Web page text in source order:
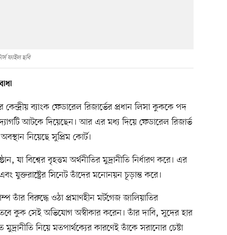
ফাইল ছবি
কেন্দ্রীয় ব্যাংক ফেডারেল রিজার্ভের প্রধান লিসা কুককে পদ
আটকে দিয়েছেন। আর এর মধ্য দিয়ে ফেডারেল রিজার্ভ
নিয়েছে সুপ্রিম কোর্ট।
যা বিশ্বের বৃহত্তম অর্থনীতির মুদ্রানীতি নির্ধারণ করে। এর
যুক্তরাষ্ট্রের সিনেট তাঁদের মনোনয়ন চূড়ান্ত করে।
তাঁর বিরুদ্ধে ওঠা প্রমাণহীন মর্টগেজ জালিয়াতির
কুক সেই অভিযোগ অস্বীকার করেন। তাঁর দাবি, সুদের হার
নিয়ে মতপার্থক্যের কারণেই তাঁকে সরানোর চেষ্টা